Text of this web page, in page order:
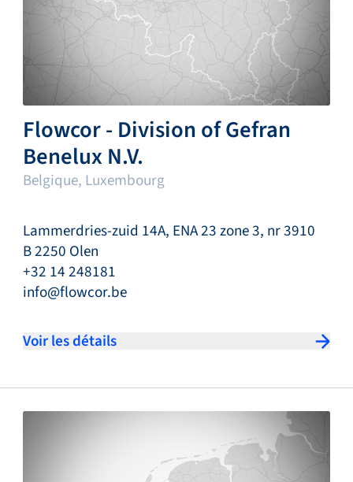
Flowcor - Division of Gefran
Benelux N.V.
Belgique, Luxembourg
Lammerdries-zuid 14A, ENA 23 zone 3, nr 3910
B 2250 Olen
+32 14 248181
info@flowcor.be
Voir les détails